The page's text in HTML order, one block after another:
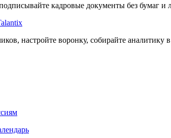
кадровые документы без бумаг и
настройте воронку, собирайте аналитику